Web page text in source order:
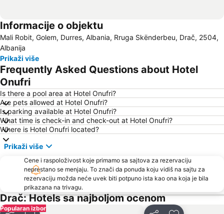
Informacije o objektu
Mali Robit, Golem, Durres, Albania, Rruga Skënderbeu, Drač, 2504,
Albanija
Prikaži više
Frequently Asked Questions about Hotel
Onufri
Is there a pool area at Hotel Onufri?
Are pets allowed at Hotel Onufri?
Is parking available at Hotel Onufri?
What time is check-in and check-out at Hotel Onufri?
Where is Hotel Onufri located?
Prikaži više
Cene i raspoloživost koje primamo sa sajtova za rezervaciju
neprestano se menjaju. To znači da ponuda koju vidiš na sajtu za
rezervaciju možda neće uvek biti potpuno ista kao ona koja je bila
prikazana na trivagu.
Drač: Hotels sa najboljom ocenom
Popularan izbor